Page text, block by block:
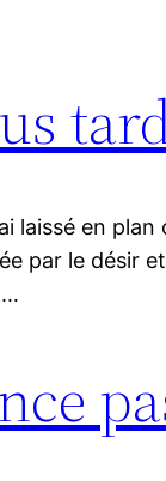
laissé en
le désir